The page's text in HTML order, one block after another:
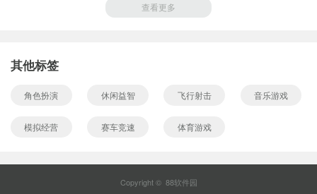
查看更多
其他标签
角色扮演 休闲益智 飞行射击 音乐游戏
模拟经营 赛车竞速 体育游戏
Copyright © 88软件园